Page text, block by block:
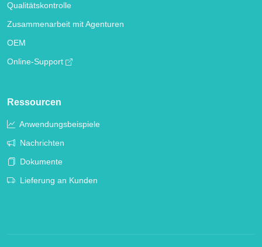
Qualitätskontrolle
Zusammenarbeit mit Agenturen
OEM
Online-Support
Ressourcen
Anwendungsbeispiele
Nachrichten
Dokumente
Lieferung an Kunden